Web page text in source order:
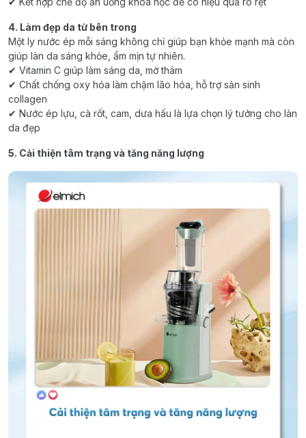
4. Làm đẹp da từ bên trong
Một ly nước ép mỗi sáng không chỉ giúp bạn khỏe mạnh mà còn
giúp làn da sáng khỏe, ẩm mịn tự nhiên.
✔ Vitamin C giúp làm sáng da, mờ thâm
✔ Chất chống oxy hóa làm chậm lão hóa, hỗ trợ sản sinh
collagen
✔ Nước ép lựu, cà rốt, cam, dưa hấu là lựa chọn lý tưởng cho làn
da đẹp
5. Cải thiện tâm trạng và tăng năng lượng